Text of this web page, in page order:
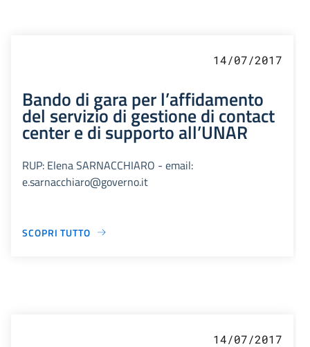
14/07/2017
Bando di gara per l’affidamento
del servizio di gestione di contact
center e di supporto all’UNAR
RUP: Elena SARNACCHIARO - email:
e.sarnacchiaro@governo.it
SCOPRI TUTTO
14/07/2017